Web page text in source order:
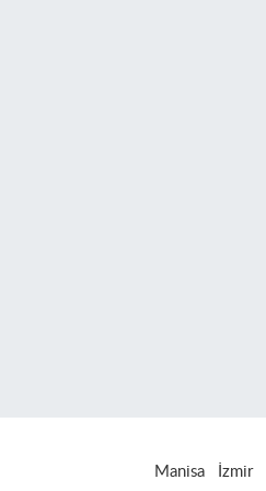
Manisa İzmir